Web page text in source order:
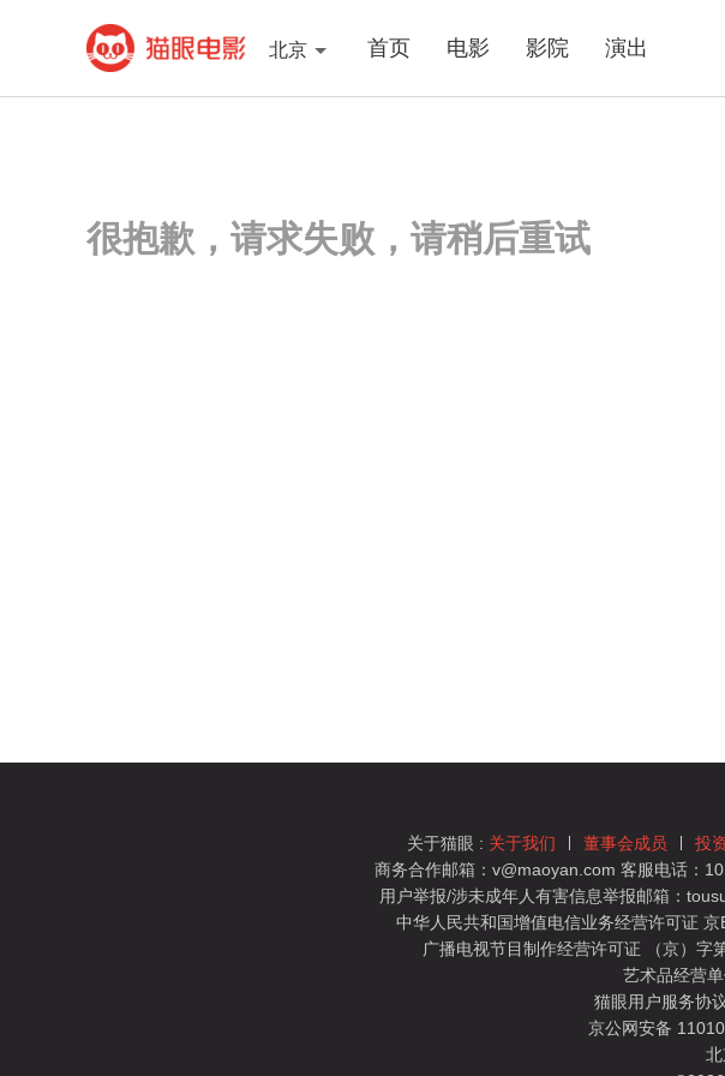
北京 首页 电影 影院 演出
很抱歉，请求失败，请稍后重试
关于猫眼 : 关于我们 董事会成员 投
商务合作邮箱：v@maoyan.com 客服电话：
用户举报/涉未成年人有害信息举报邮箱：
中华人民共和国增值电信业务经营许可证
广播电视节目制作经营许可证 （京）字
艺术品经营
猫眼用户服务协
京公网安备